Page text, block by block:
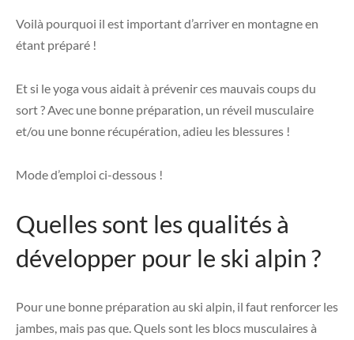
Voilà pourquoi il est important d’arriver en montagne en
étant préparé !
Et si le yoga vous aidait à prévenir ces mauvais coups du
sort ? Avec une bonne préparation, un réveil musculaire
et/ou une bonne récupération, adieu les blessures !
Mode d’emploi ci-dessous !
Quelles sont les qualités à
développer pour le ski alpin ?
Pour une bonne préparation au ski alpin, il faut renforcer les
jambes, mais pas que. Quels sont les blocs musculaires à